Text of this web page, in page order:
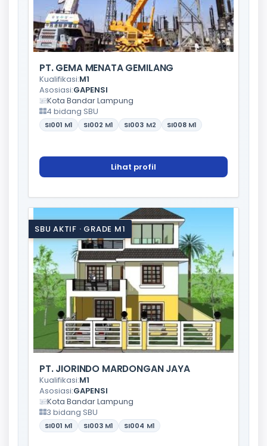
PT. GEMA MENATA GEMILANG
Kualifikasi:M1
Asosiasi:GAPENSI
Kota Bandar Lampung
4 bidang SBU
SI001 M1 SI002 M1 SI003 M2 SI008 M1
Lihat profil
SBU AKTIF · GRADE M1
PT. JIORINDO MARDONGAN JAYA
Kualifikasi:M1
Asosiasi:GAPENSI
Kota Bandar Lampung
3 bidang SBU
SI001 M1 SI003 M1 SI004 M1